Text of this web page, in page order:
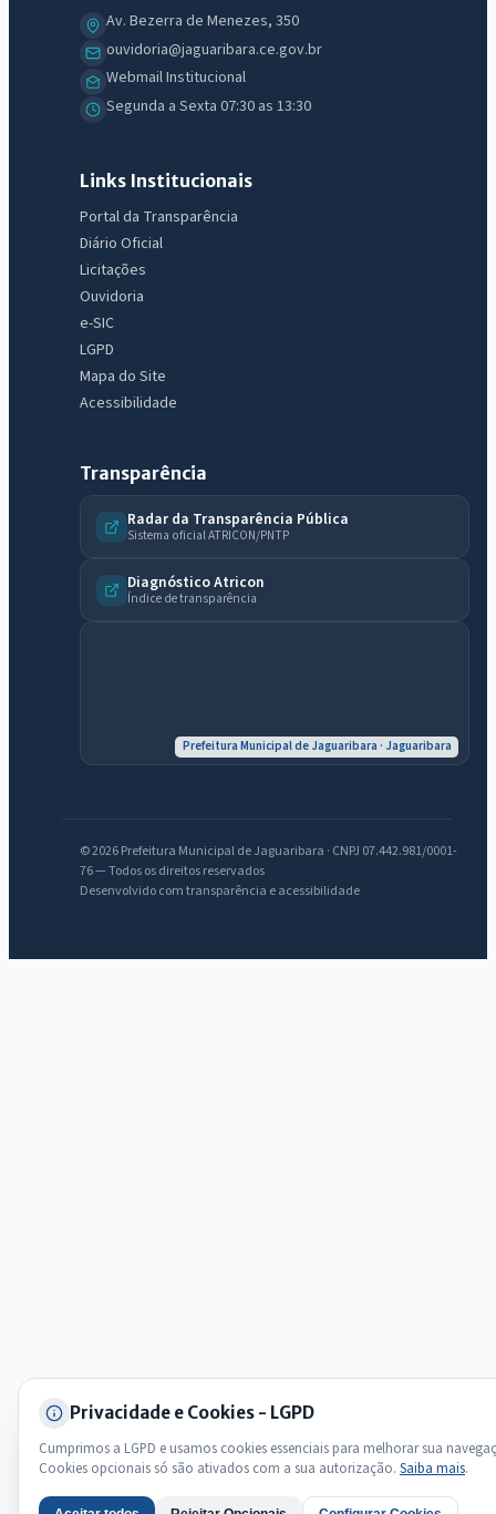
Av. Bezerra de Menezes, 350
ouvidoria@jaguaribara.ce.gov.br
Webmail Institucional
Segunda a Sexta 07:30 as 13:30
Links Institucionais
Portal da Transparência
Diário Oficial
Licitações
Ouvidoria
e-SIC
LGPD
Mapa do Site
Acessibilidade
Transparência
Radar da Transparência Pública
Sistema oficial ATRICON/PNTP
Diagnóstico Atricon
Índice de transparência
Prefeitura Municipal de Jaguaribara · Jaguaribara
© 2026 Prefeitura Municipal de Jaguaribara · CNPJ 07.442.981/0001-
76 — Todos os direitos reservados
Desenvolvido com transparência e acessibilidade
Privacidade e Cookies - LGPD
Cumprimos a LGPD e usamos cookies essenciais para melhorar sua
Cookies opcionais só são ativados com a sua autorização. Saiba mais.
Assistente do Portal